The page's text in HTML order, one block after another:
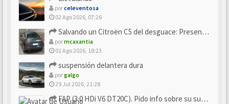
porceleventosa
02 Ago 2026, 07:26
Salvando un Citroën C5 del desguace: Presentación y seguimiento
pormcaxantia
01 Ago 2026, 18:23
suspensión delantera dura
porgalgo
29 Jul 2026, 21:28
FAP (3.0 HDi V6 DT20C). Pido info sobre su sustitución